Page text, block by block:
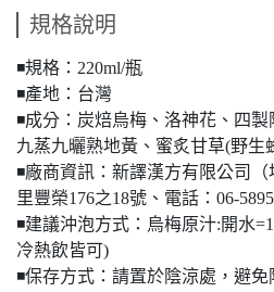
規格說明
◾️規格：220ml/瓶
◾️產地：台灣
◾️成分：炭焙烏梅、洛神花、四
九蒸九曬熟地黃、蜜炙甘草(野生
◾️廠商資訊：新譯漢方有限公司
里豐榮176之18號、電話：06-
◾️建議沖泡方式：烏梅原汁:開水
冷熱飲皆可)
◾️保存方式：請置於陰涼處，避